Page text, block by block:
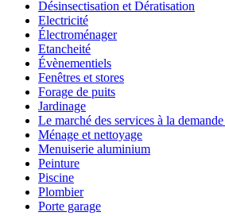
Désinsectisation et Dératisation
Electricité
Électroménager
Etancheité
Évènementiels
Fenêtres et stores
Forage de puits
Jardinage
Le marché des services à la
Ménage et nettoyage
Menuiserie aluminium
Peinture
Piscine
Plombier
Porte garage